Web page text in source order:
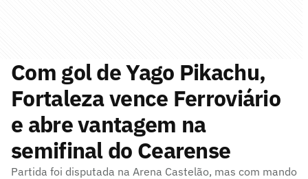
Com gol de Yago Pikachu,
Fortaleza vence Ferroviário
e abre vantagem na
semifinal do Cearense
Partida foi disputada na Arena Castelão, mas com mando